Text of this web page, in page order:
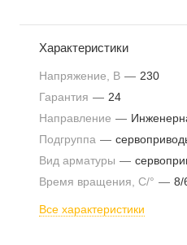
Характеристики
Напряжение, В — 230
Гарантия — 24
Направление —
Подгруппа —
Вид арматуры —
Время вращения, C/° — 8/
Все характеристики